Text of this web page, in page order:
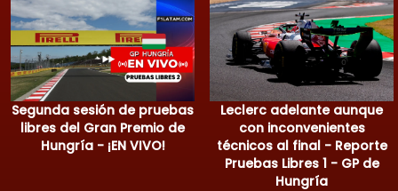
Segunda sesión de pruebas
libres del Gran Premio de
Hungría - ¡EN VIVO!
Leclerc adelante aunque
con inconvenientes
técnicos al final - Reporte
Pruebas Libres 1 - GP de
Hungría